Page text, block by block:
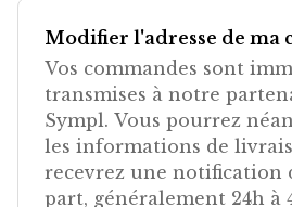
Modifier l'adresse de ma
Vos commandes sont
transmises à notre
Sympl. Vous pourrez
les informations de
recevrez une notification
part, généralement 24h à